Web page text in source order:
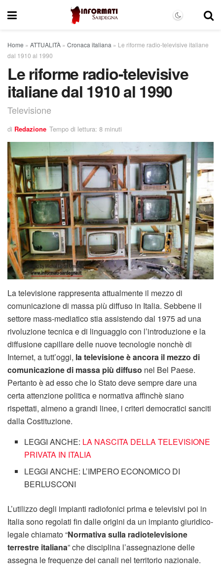
Home » ATTUALITÀ » Cronaca italiana » Le riforme radio-televisive italiane
dal 1910 al 1990
Le riforme radio-televisive
italiane dal 1910 al 1990
Televisione
di Redazione Tempo di lettura: 8 minuti
La televisione rappresenta attualmente il mezzo di
comunicazione di massa più diffuso in Italia. Sebbene il
settore mass-mediatico stia assistendo dal 1975 ad una
rivoluzione tecnica e di linguaggio con l’introduzione e la
diffusione capillare delle nuove tecnologie nonchè di
Internet, a tutt’oggi, la televisione è ancora il mezzo di
comunicazione di massa più diffuso nel Bel Paese.
Pertanto è ad esso che lo Stato deve sempre dare una
certa attenzione politica e normativa affinchè siano
rispettati, almeno a grandi linee, i criteri democratici sanciti
dalla Costituzione.
LEGGI ANCHE: LA NASCITA DELLA TELEVISIONE
PRIVATA IN ITALIA
LEGGI ANCHE: L’IMPERO ECONOMICO DI
BERLUSCONI
L’utilizzo degli impianti radiofonici prima e televisivi poi in
Italia sono regolati fin dalle origini da un impianto giuridico-
legale chiamato “Normativa sulla radiotelevisione
terrestre italiana” che disciplina l’assegnazione delle
assegna le frequenze dei canali nel territorio nazionale.